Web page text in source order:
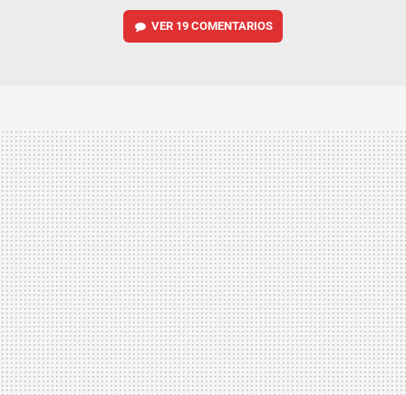
VER 19 COMENTARIOS